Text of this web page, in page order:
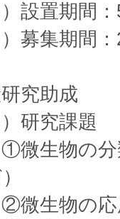
設置期間：
募集期間：
究助成
研究課題
生物の分類
生物の応用